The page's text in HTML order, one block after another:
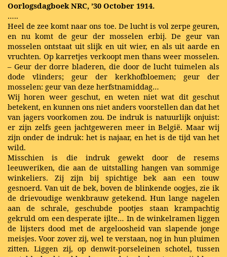
Oorlogsdagboek NRC, ’30 October 1914.
…..
Heel de zee komt naar ons toe. De lucht is vol zerpe geuren,
en nu komt de geur der mosselen erbij. De geur van
mosselen ontstaat uit slijk en uit wier, en als uit aarde en
vruchten. Op karretjes verkoopt men thans weer mosselen.
– Geur der dorre bladeren, die door de lucht tuimelen als
dode vlinders; geur der kerkhofbloemen; geur der
mosselen: geur van deze herfstnamiddag…
Wij horen weer geschut, en weten niet wat dit geschut
betekent, en kunnen ons niet anders voorstellen dan dat het
van jagers voorkomen zou. De indruk is natuurlijk onjuist:
er zijn zelfs geen jachtgeweren meer in België. Maar wij
zijn onder de indruk: het is najaar, en het is de tijd van het
wild.
Misschien is die indruk gewekt door de resems
leeuweriken, die aan de uitstalling hangen van sommige
winkeliers. Zij zijn bij spichtige bek aan een touw
gesnoerd. Van uit de bek, boven de blinkende oogjes, zie ik
de drievoudige wenkbrauw getekend. Hun lange nagelen
aan de schrale, geschubde pootjes staan krampachtig
gekruld om een desperate ijlte… In de winkelramen liggen
de lijsters dood met de argeloosheid van slapende jonge
meisjes. Voor zover zij, wel te verstaan, nog in hun pluimen
zitten. Liggen zij, op denwit-porseleinen schotel, tussen